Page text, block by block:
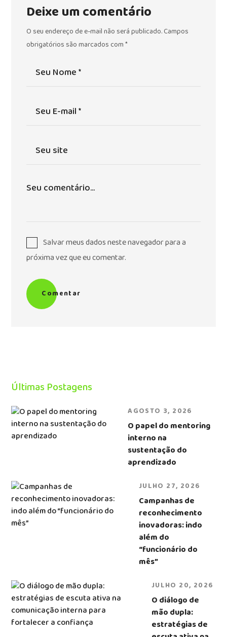
Deixe um comentário
O seu endereço de e-mail não será publicado.Campos
obrigatórios são marcados com*
Salvar meus dados neste navegador para a
próxima vez que eu comentar.
Comentar
Últimas Postagens
AGOSTO 3, 2026
O papel do mentoring
interno na
sustentação do
aprendizado
JULHO 27, 2026
Campanhas de
reconhecimento
inovadoras: indo
além do
“funcionário do
mês”
JULHO 20, 2026
O diálogo de
mão dupla:
estratégias de